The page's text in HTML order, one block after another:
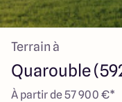
Nos
Votre projet
Qui
Terrain à
Quarouble
À partir de 57 900 €*